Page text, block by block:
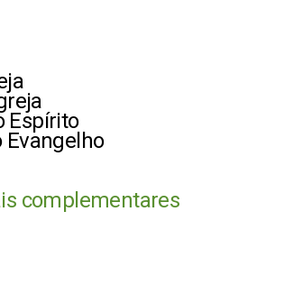
Espírito
Evangelho
complementares